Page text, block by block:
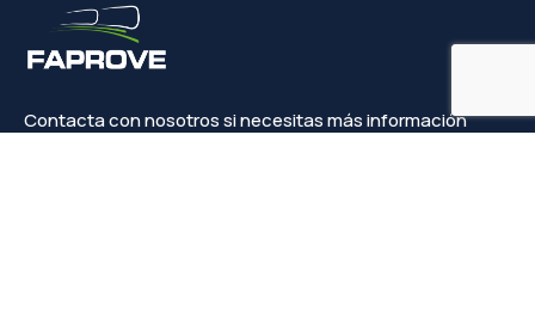
Contacta con nosotros si necesitas más información